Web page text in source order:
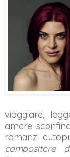
viaggiare,
amore
romanzi
compositore